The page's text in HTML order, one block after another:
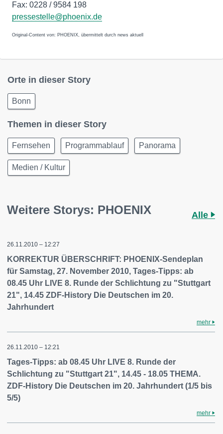
Fax: 0228 / 9584 198
pressestelle@phoenix.de
Original-Content von: PHOENIX, übermittelt durch news aktuell
Orte in dieser Story
Bonn
Themen in dieser Story
Fernsehen Programmablauf Panorama
Medien / Kultur
Weitere Storys: PHOENIX Alle
26.11.2010 – 12:27
KORREKTUR ÜBERSCHRIFT: PHOENIX-Sendeplan
für Samstag, 27. November 2010, Tages-Tipps: ab
08.45 Uhr LIVE 8. Runde der Schlichtung zu "Stuttgart
21", 14.45 ZDF-History Die Deutschen im 20.
Jahrhundert
mehr
26.11.2010 – 12:21
Tages-Tipps: ab 08.45 Uhr LIVE 8. Runde der
Schlichtung zu "Stuttgart 21", 14.45 - 18.05 THEMA.
ZDF-History Die Deutschen im 20. Jahrhundert (1/5 bis
5/5)
mehr